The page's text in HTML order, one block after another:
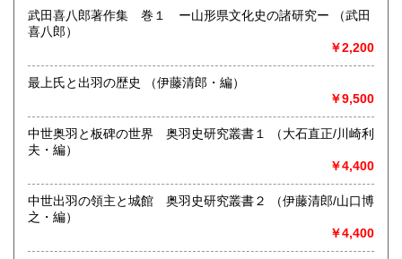
⇒090-2274-9400(買取りフロント【担当・庄
子】直通)
取り扱い分野
歴史、美術工芸、国語国文、近代文献、趣味、古書一般（そ
武田喜八郎著作集 巻１ ー山形県文化史の諸研究ー （武田
喜八郎）
￥2,200
最上氏と出羽の歴史 （伊藤清郎・編）
￥9,500
中世奥羽と板碑の世界 奥羽史研究叢書１ （大石直正/川崎利
夫・編）
￥4,400
中世出羽の領主と城館 奥羽史研究叢書２ （伊藤清郎/山口博
之・編）
￥4,400